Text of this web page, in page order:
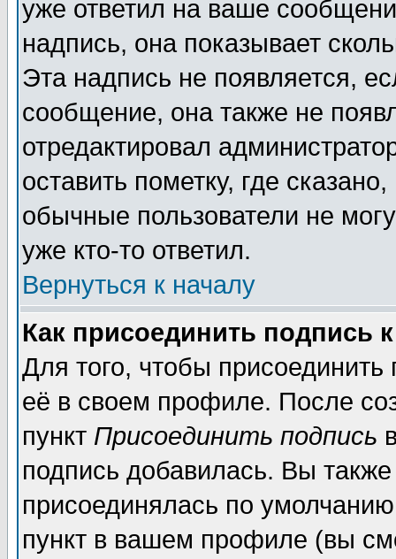
уже ответил на ваше
надпись, она показывает
Эта надпись не появляется,
сообщение, она также не
отредактировал
оставить пометку, где
обычные пользователи не
уже кто-то ответил.
Вернуться к началу
Как присоединить подпись
Для того, чтобы
её в своем профиле. После
пункт Присоединить подпись
подпись добавилась. Вы
присоединялась по
пункт в вашем профиле (вы